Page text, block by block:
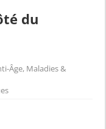
du
Âge, Maladies &